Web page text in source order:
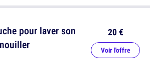
pour laver son
20 €
Voir l'offre